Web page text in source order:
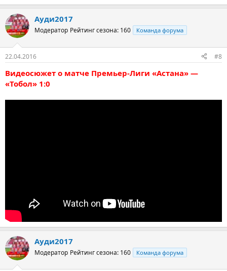
Ауди2017
Модератор Рейтинг сезона: 160 Команда форума
22.04.2016 #8
Видеосюжет о матче Премьер-Лиги «Астана» —
«Тобол» 1:0
Ауди2017
Модератор Рейтинг сезона: 160 Команда форума